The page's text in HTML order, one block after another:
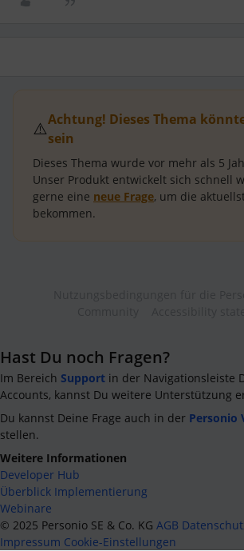
⚠️Achtung! Dieses Thema
sein
Dieses Thema wurde vor mehr als 5
Unser Produkt entwickelt sich schnell
gerne eine neue Frage, um die
bekommen.
Hast Du noch Fragen?
Im Bereich Support in der Navigationsleiste
Accounts, kannst Du weitere Unterstützung
Du kannst Deine Frage auch in der Personio
stellen.
Weitere Informationen
Developer Hub
Überblick Implementierung
Webinare
© 2025 Personio SE & Co. KG AGB
Impressum Cookie-Einstellungen